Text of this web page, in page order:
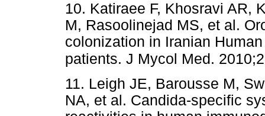
10. Katiraee F, Khosravi AR,
M, Rasoolinejad MS, et al.
colonization in Iranian
patients. J Mycol Med.
11. Leigh JE, Barousse M,
NA, et al. Candida-specific